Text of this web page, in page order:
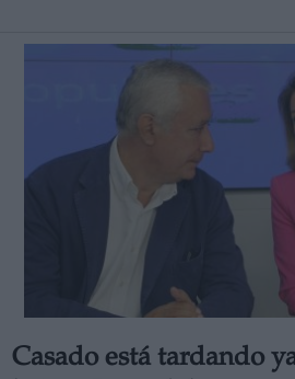
Casado está tardando